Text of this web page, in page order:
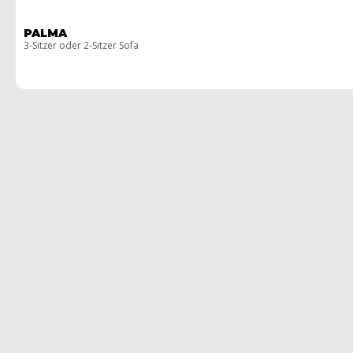
PALMA
3-Sitzer oder 2-Sitzer Sofa